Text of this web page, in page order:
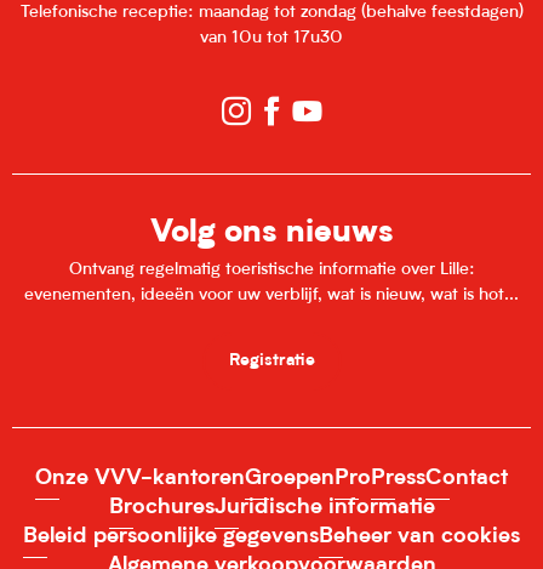
Telefonische receptie: maandag tot zondag (behalve feestdagen)
van 10u tot 17u30
Volg ons nieuws
Ontvang regelmatig toeristische informatie over Lille:
evenementen, ideeën voor uw verblijf, wat is nieuw, wat is hot...
Registratie
Onze VVV-kantorenGroepen Pro PressContact
BrochuresJuridische informatie
Beleid persoonlijke gegevensBeheer van cookies